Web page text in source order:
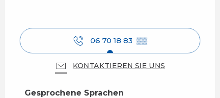
06 70 18 83 ▒▒
KONTAKTIEREN SIE UNS
Gesprochene Sprachen
Gesprochene Sprachen